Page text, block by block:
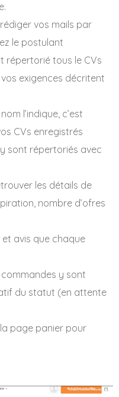
vos mails par
le postulant
répertorié tous le CVs
exigences décritent
l’indique, c’est
CVs enregistrés
sont répertoriés avec
les détails de
nombre d’ofres
avis que chaque
y sont
du statut (en attente
page panier pour